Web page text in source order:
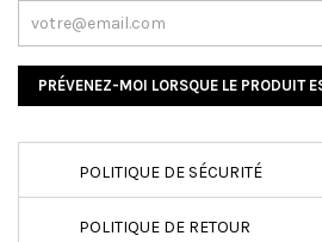
PRÉVENEZ-MOI LORSQUE LE PRODUIT
POLITIQUE DE SÉCURITÉ
POLITIQUE DE RETOUR